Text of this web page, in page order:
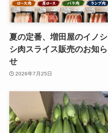
夏の定番、増田屋のイノシ
シ肉スライス販売のお知ら
せ
2026年7月25日